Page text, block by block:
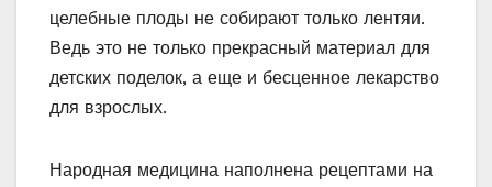
целебные плоды не собирают только лентяи.
Ведь это не только прекрасный материал для
детских поделок, а еще и бесценное лекарство
для взрослых.
Народная медицина наполнена рецептами на